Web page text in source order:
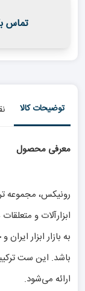
تماس
توضیحات کالا
معرفی محصول
به بازار ابزار
ارائه می‌شود.